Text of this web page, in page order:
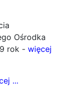
Ośrodka
rok - więcej
...